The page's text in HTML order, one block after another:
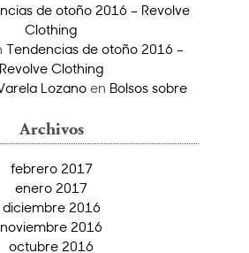
de otoño 2016 – Revolve
Clothing
Tendencias de otoño 2016 –
Revolve Clothing
Lozanoen Bolsos sobre
Archivos
febrero 2017
enero 2017
diciembre 2016
noviembre 2016
octubre 2016